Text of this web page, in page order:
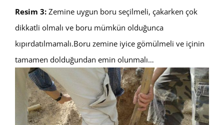
Resim 3: Zemine uygun boru seçilmeli, çakarken çok
dikkatli olmalı ve boru mümkün olduğunca
kıpırdatılmamalı.Boru zemine iyice gömülmeli ve içinin
tamamen dolduğundan emin olunmalı…